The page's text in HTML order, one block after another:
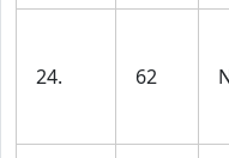
24. 62